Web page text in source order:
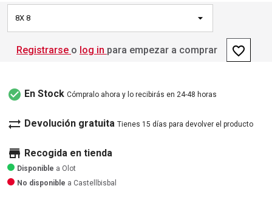
8X 8
Registrarse o log in para empezar a comprar favorite_border
check_circle En Stock Cómpralo ahora y lo recibirás en 24-48 horas
sync_alt Devolución gratuita Tienes 15 días para devolver el producto
store Recogida en tienda
Disponible a Olot
No disponible a Castellbisbal